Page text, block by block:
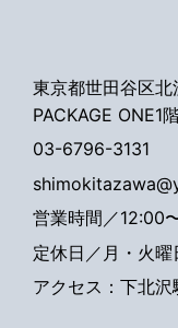
東京都世田谷区
PACKAGE ONE1
03-6796-3131
営業時間／12:00
定休日／月・火曜
アクセス：下北沢